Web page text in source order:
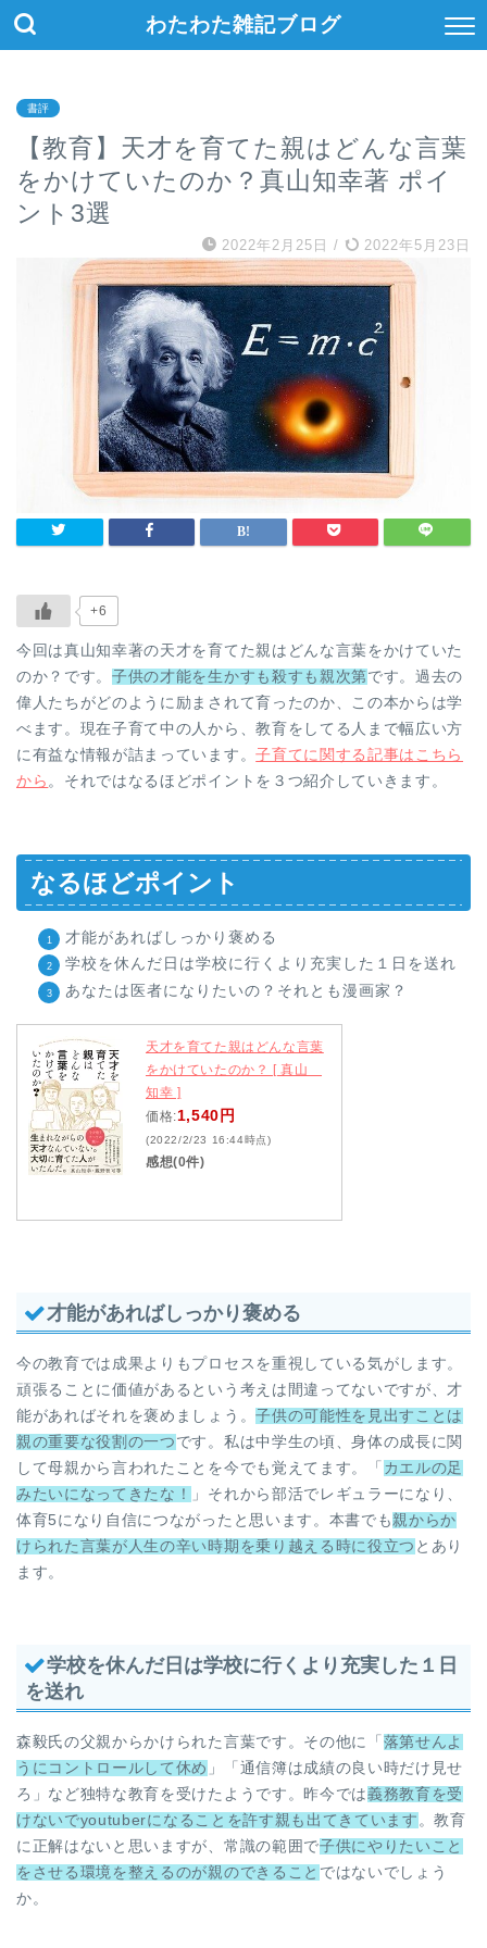
わたわた雑記ブログ
書評
【教育】天才を育てた親はどんな言葉
をかけていたのか？真山知幸著 ポイ
ント3選
2022年2月25日 / 2022年5月23日
+6
今回は真山知幸著の天才を育てた親はどんな言葉をかけていた
のか？です。子供の才能を生かすも殺すも親次第です。過去の
偉人たちがどのように励まされて育ったのか、この本からは学
べます。現在子育て中の人から、教育をしてる人まで幅広い方
に有益な情報が詰まっています。子育てに関する記事はこちら
から 。それではなるほどポイントを３つ紹介していきます。
なるほどポイント
才能があればしっかり褒める
学校を休んだ日は学校に行くより充実した１日を送れ
あなたは医者になりたいの？それとも漫画家？
天才を育てた親はどんな言葉
をかけていたのか？ [ 真山
知幸 ]
価格:1,540円
(2022/2/23 16:44時点)
感想(0件)
才能があればしっかり褒める
今の教育では成果よりもプロセスを重視している気がします。
頑張ることに価値があるという考えは間違ってないですが、才
能があればそれを褒めましょう。子供の可能性を見出すことは
親の重要な役割の一つ です。私は中学生の頃、身体の成長に関
して母親から言われたことを今でも覚えてます。「 カエルの足
みたいになってきたな！
」それから部活でレギュラーになり、
体育5になり自信につながったと思います。本書でも 親からか
けられた言葉が人生の辛い時期を乗り越える時に役立つ とあり
ます。
学校を休んだ日は学校に行くより充実した１日
を送れ
森毅氏の父親からかけられた言葉です。その他に「 落第せんよ
うにコントロールして休め 」「通信簿は成績の良い時だけ見せ
ろ」など独特な教育を受けたようです。昨今では義務教育を受
けないでyoutuberになることを許す親も出てきています 。教育
に正解はないと思いますが、常識の範囲で子供にやりたいこと
をさせる環境を整えるのが親のできること ではないでしょう
か。